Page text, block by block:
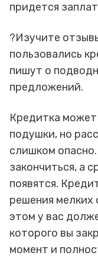
придется
?Изучите
пользовались
пишут о
предложений.
Кредитка
подушки, но
слишком
закончиться, а
появятся.
решения
этом у вас
которого вы
момент и